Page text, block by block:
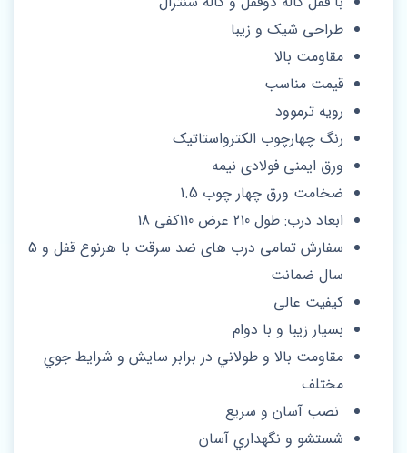
طراحی شیک و زیبا
مقاومت بالا
قیمت مناسب
رویه ترموود
رنگ چهارچوب الکترواستاتیک
ورق ایمنی فولادی نیمه
ضخامت ورق چهار چوب 1.5
ابعاد درب: طول 210 عرض 110کفی 18
سفارش تمامی درب هاى ضد سرقت با هرنوع قفل و 5
سال ضمانت
کیفیت عالی
بسیار زیبا و با دوام
مقاومت بالا و طولاني در برابر سايش و شرايط جوي
مختلف
نصب آسان و سريع
شستشو و نگهداري آسان